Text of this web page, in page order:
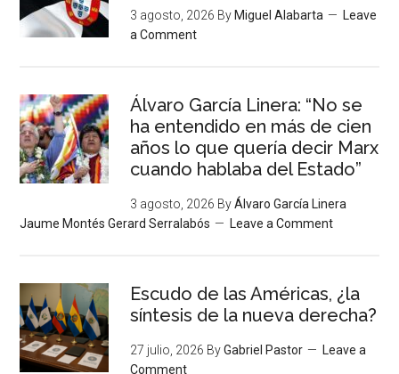
3 agosto, 2026 By Miguel Alabarta
Leave
a Comment
Álvaro García Linera: “No se
ha entendido en más de cien
años lo que quería decir Marx
cuando hablaba del Estado”
3 agosto, 2026 ByÁlvaro García Linera
Jaume Montés Gerard Serralabós
Leave a Comment
Escudo de las Américas, ¿la
síntesis de la nueva derecha?
27 julio, 2026 ByGabriel Pastor
Leave a
Comment